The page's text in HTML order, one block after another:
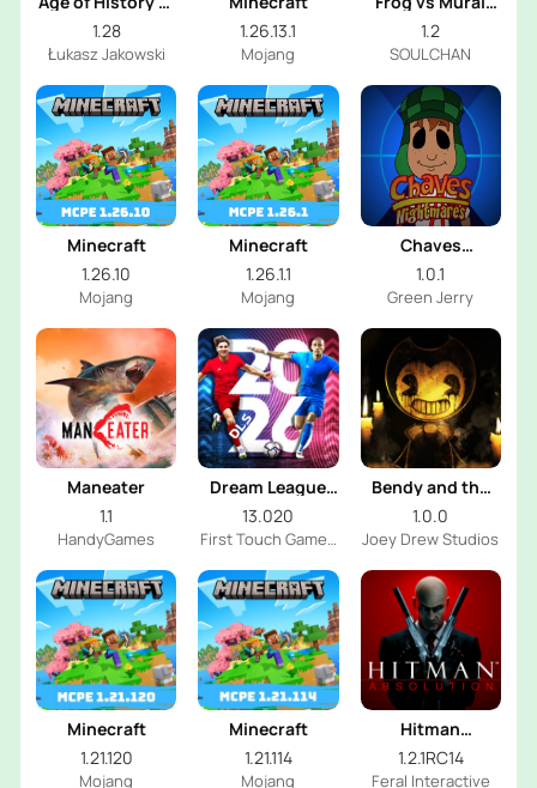
Definitive
Edition
1.28
Łukasz Jakowski
1.26.13.1
Mojang
Girl
1.2
SOULCHAN
Minecraft
1.26.10
Mojang
Minecraft
1.26.1.1
Mojang
Chaves
Nightmares
1.0.1
Green Jerry
Maneater
1.1
HandyGames
Dream League
Soccer 2026
13.020
First Touch Games
Bendy and the
Dark Revival
1.0.0
Joey Drew Studios
Minecraft
1.21.120
Mojang
Minecraft
1.21.114
Mojang
Hitman
Absolution
1.2.1RC14
Feral Interactive